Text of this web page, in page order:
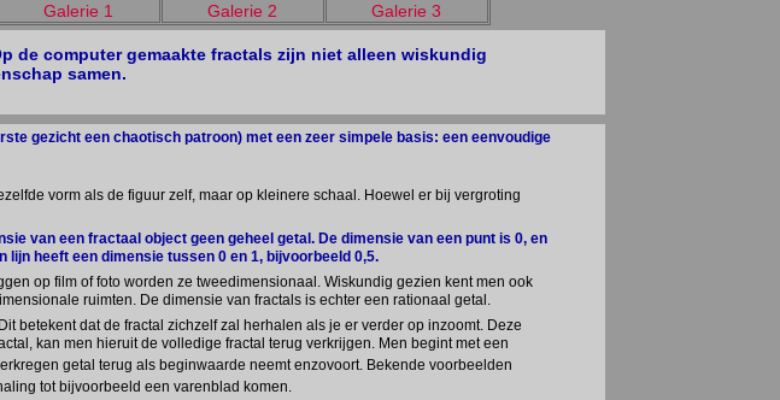
Galerie 1 Galerie 2 Galerie 3
de computer gemaakte fractals zijn niet alleen wiskundig
samen.
gezicht een chaotisch patroon) met een zeer simpele basis: een eenvoudige
vorm als de figuur zelf, maar op kleinere schaal. Hoewel er bij vergroting
van een fractaal object geen geheel getal. De dimensie van een punt is 0, en
heeft een dimensie tussen 0 en 1, bijvoorbeeld 0,5.
op film of foto worden ze tweedimensionaal. Wiskundig gezien kent men ook
ruimten. De dimensie van fractals is echter een rationaal getal.
betekent dat de fractal zichzelf zal herhalen als je er verder op inzoomt. Deze
kan men hieruit de volledige fractal terug verkrijgen. Men begint met een
getal terug als beginwaarde neemt enzovoort. Bekende voorbeelden
tot bijvoorbeeld een varenblad komen.